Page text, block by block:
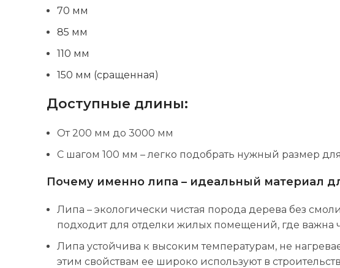
70 мм
85 мм
110 мм
150 мм (сращенная)
Доступные длины:
От 200 мм до 3000 мм
С шагом 100 мм – легко подобрать нужный размер
Почему именно липа – идеальный материал
Липа – экологически чистая порода дерева без
подходит для отделки жилых помещений, где важна
Липа устойчива к высоким температурам, не
этим свойствам ее широко используют в